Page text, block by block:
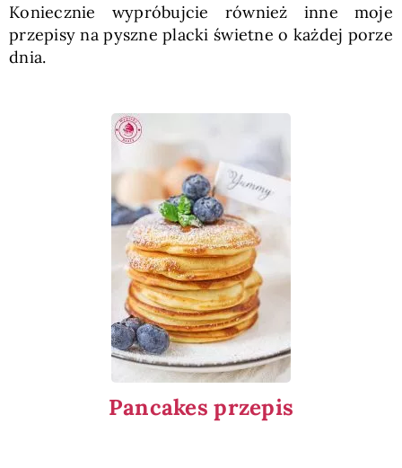
Koniecznie wypróbujcie również inne moje
przepisy na pyszne placki świetne o każdej porze
dnia.
Pancakes przepis